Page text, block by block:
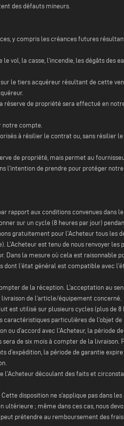
des défauts mineurs.
y compris les créances futures
vol, la casse, l’incendie, les dégâts des
sur le tiers acquéreur résultant de cette
de propriété sera effectué en
notre compte.
à résilier le contrat ou, sans résilier
de propriété, mais permet au
l’intention de prendre pour protéger
rapport aux conditions convenues dans
sur un cycle (8 heures par jour)
gratuitement pour l’Acheteur tous les
est tenu de nous renvoyer les
la mesure où cela est raisonnable
l’état général est compatible avec
de la réception. L’acceptation au
livraison de l’article/équipement concerné.
est utilisé sur plusieurs cycles (plus de
particulières de l’objet
ou d’accord avec l’Acheteur, la période
de six mois à compter de la
la période de garantie
découlant des faits et
disposition ne s’applique pas dans
; même dans ces cas, nous
prétendre au remboursement des